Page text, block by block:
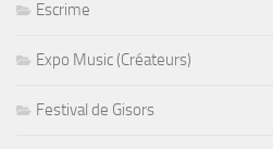
Escrime
Expo Music (Créateurs)
Festival de Gisors